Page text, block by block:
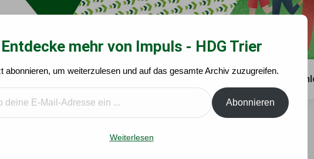
Impuls-Angebote Leichte Wege Idee
Entdecke mehr von Impuls - HDG Trier
abonnieren, um weiterzulesen und auf das gesamte Archiv zuzugreifen.
Abonnieren
Weiterlesen